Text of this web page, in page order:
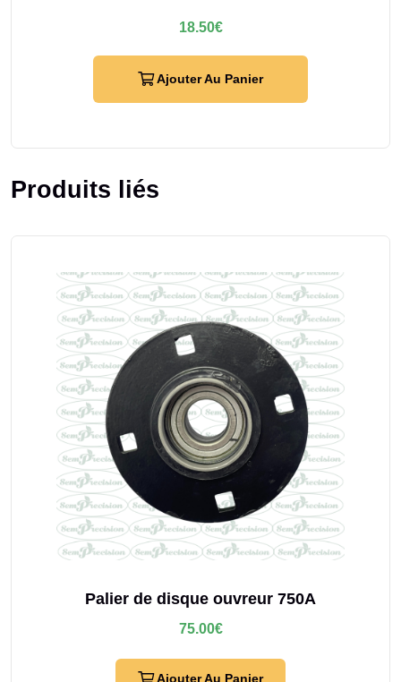
18.50€
Ajouter Au Panier
Produits liés
Palier de disque ouvreur 750A
75.00€
Ajouter Au Panier